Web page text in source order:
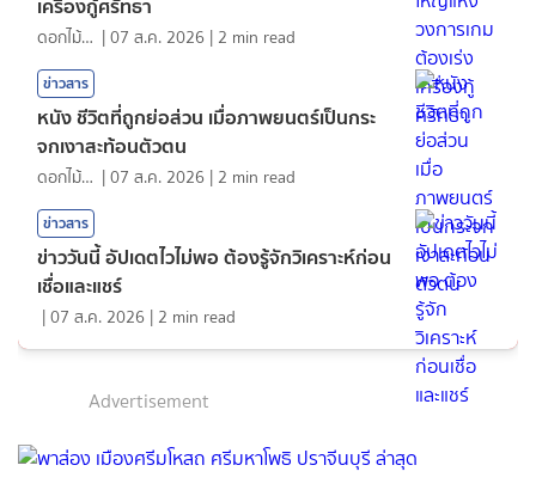
ดอกไม้กับสายน้ำ |07 ส.ค. 2026 | 2 min read
ข่าวสาร
หนัง ชีวิตที่ถูกย่อส่วน เมื่อภาพยนตร์เป็นกระ
จกเงาสะท้อนตัวตน
ดอกไม้กับสายน้ำ |07 ส.ค. 2026 | 2 min read
ข่าวสาร
ข่าววันนี้ อัปเดตไวไม่พอ ต้องรู้จักวิเคราะห์ก่อน
เชื่อและแชร์
|07 ส.ค. 2026 | 2 min read
Advertisement